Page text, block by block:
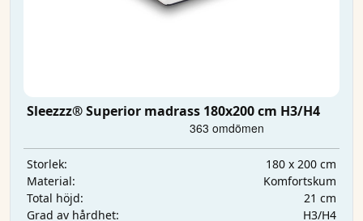
Sleezzz® Superior madrass 180x200 cm H3/H4
Storlek:
180 x 200 cm
Material:
Komfortskum
Total höjd:
21 cm
Grad av hårdhet:
H3/H4